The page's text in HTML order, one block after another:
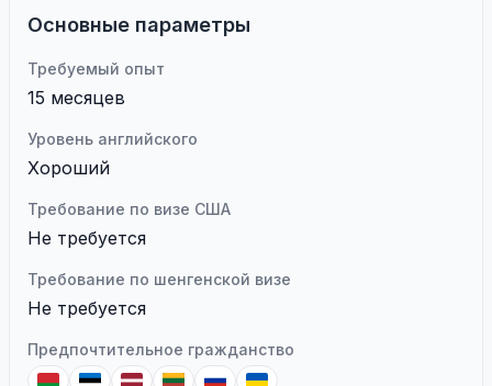
Основные параметры
Требуемый опыт
15 месяцев
Уровень английского
Хороший
Требование по визе США
Не требуется
Требование по шенгенской визе
Не требуется
Предпочтительное гражданство